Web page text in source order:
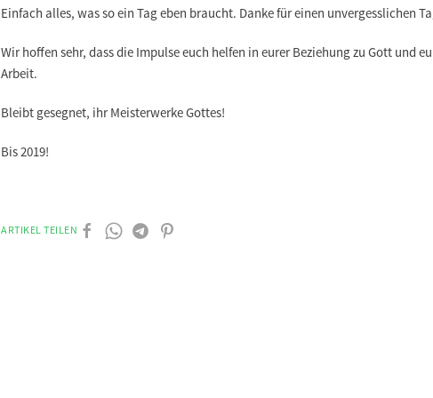
Einfach alles, was so ein Tag eben braucht. Danke für einen unvergesslichen
Wir hoffen sehr, dass die Impulse euch helfen in eurer Beziehung zu Gott und
Arbeit.
Bleibt gesegnet, ihr Meisterwerke Gottes!
Bis 2019!
ARTIKEL TEILEN